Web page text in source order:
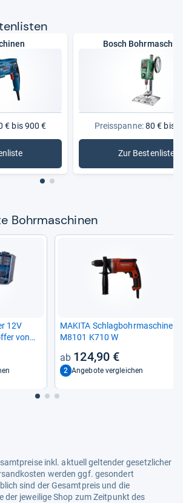
€ bis 900 €
Bosch
Preisspanne:80 € bis
Zur Bestenliste
: Bosch
Bohr­ma­schi­nen
12V
von
MAKITA Schlag­bohr­ma­schine
M8101 K710 W
124,90 €
2 Angebote vergleichen
inkl. aktuell geltender gesetzlicher
werden ggf. gesondert
sind der Gesamtpreis und die
der jeweilige Shop zum Zeitpunkt des